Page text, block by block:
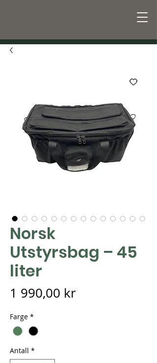
Norsk
Utstyrsbag – 45
liter
1 990,00 krPris
Farge *
Antall *